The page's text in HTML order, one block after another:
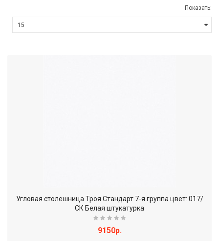
Показать:
Угловая столешница Троя Стандарт 7-я группа цвет: 017/
СК Белая штукатурка
9150р.